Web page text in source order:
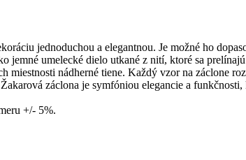
jednoduchou a elegantnou. Je možné ho
jemné umelecké dielo utkané z nití, ktoré sa
miestnosti nádherné tiene. Každý vzor na záclone
záclona je symfóniou elegancie a funkčnosti,
+/- 5%.